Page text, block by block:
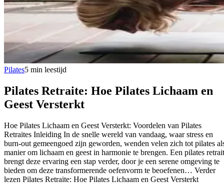
Pilates5 min leestijd
Pilates Retraite: Hoe Pilates Lichaam en
Geest Versterkt
Hoe Pilates Lichaam en Geest Versterkt: Voordelen van Pilates
Retraites Inleiding In de snelle wereld van vandaag, waar stress en
burn-out gemeengoed zijn geworden, wenden velen zich tot pilates
manier om lichaam en geest in harmonie te brengen. Een pilates
brengt deze ervaring een stap verder, door je een serene omgeving te
bieden om deze transformerende oefenvorm te beoefenen… Verder
lezen Pilates Retraite: Hoe Pilates Lichaam en Geest Versterkt